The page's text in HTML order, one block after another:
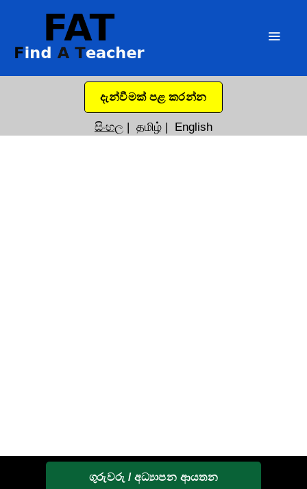
දැන්වීමක් පළ කරන්න
සිංහල | தமிழ் | English
ගුරුවරු / අධ්‍යාපන ආයතන